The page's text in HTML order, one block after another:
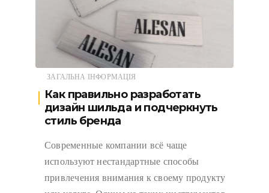
ЗАГАЛЬНА ІНФОРМАЦІЯ
Как правильно разработать
дизайн шильда и подчеркнуть
стиль бренда
Современные компании всё чаще
используют нестандартные способы
привлечения внимания к своему продукту